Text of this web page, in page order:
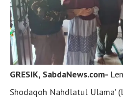
GRESIK, SabdaNews.com-
Shodaqoh Nahdlatul Ulama’